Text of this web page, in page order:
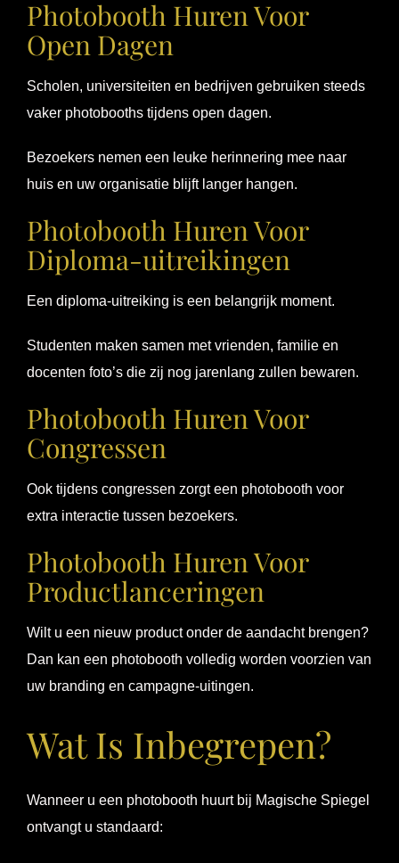
Photobooth Huren Voor
Open Dagen
Scholen, universiteiten en bedrijven gebruiken steeds
vaker photobooths tijdens open dagen.
Bezoekers nemen een leuke herinnering mee naar
huis en uw organisatie blijft langer hangen.
Photobooth Huren Voor
Diploma-uitreikingen
Een diploma-uitreiking is een belangrijk moment.
Studenten maken samen met vrienden, familie en
docenten foto’s die zij nog jarenlang zullen bewaren.
Photobooth Huren Voor
Congressen
Ook tijdens congressen zorgt een photobooth voor
extra interactie tussen bezoekers.
Photobooth Huren Voor
Productlanceringen
Wilt u een nieuw product onder de aandacht brengen?
Dan kan een photobooth volledig worden voorzien van
uw branding en campagne-uitingen.
Wat Is Inbegrepen?
Wanneer u een photobooth huurt bij Magische Spiegel
ontvangt u standaard: